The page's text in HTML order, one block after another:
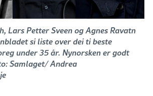
Lars Petter Sveen og Agnes Ravatn
si liste over dei ti beste
under 35 år. Nynorsken er godt
Samlaget/ Andrea